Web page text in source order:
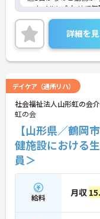
スタイルに合わせて
けます。
ご興味のある方には、
に詳細をお話しいた
さい！
詳細を
デイケア（通所リハ）
社会福祉法人山形虹の会
虹の会
【山形県／鶴
健施設における
員＞
給料 月収